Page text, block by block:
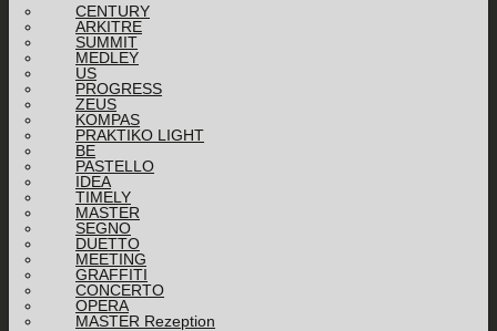
CENTURY
ARKITRE
SUMMIT
MEDLEY
US
PROGRESS
ZEUS
KOMPAS
PRAKTIKO LIGHT
BE
PASTELLO
IDEA
TIMELY
MASTER
SEGNO
DUETTO
MEETING
GRAFFITI
CONCERTO
OPERA
MASTER Rezeption